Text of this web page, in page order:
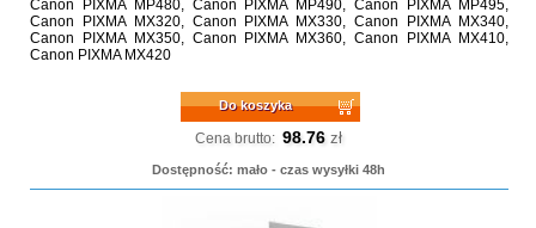
Canon PIXMA MP480, Canon PIXMA MP490, Canon PIXMA MP495,
Canon PIXMA MX320, Canon PIXMA MX330, Canon PIXMA MX340,
Canon PIXMA MX350, Canon PIXMA MX360, Canon PIXMA MX410,
Canon PIXMA MX420
Do koszyka
Cena brutto: 98.76 zł
Dostępność: mało - czas wysyłki 48h